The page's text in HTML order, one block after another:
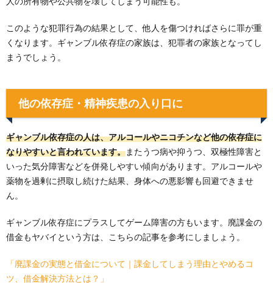
このような犯罪行為の結果として、他人を傷つければさらに罪が重
くなります。ギャンブル依存症の家族は、犯罪者の家族となってし
まうでしょう。
他の依存症・精神疾患の入り口に
ギャンブル依存症の人は、アルコールやニコチンなど他の依存症に
なりやすいと言われています。またうつ病や抑うつ、双極性障害と
いった気分障害などを併発しやすい傾向があります。アルコールや
薬物を過剰に摂取し続けた結果、身体への悪影響も回避できませ
ん。
ギャンブル依存症にプラスしてゲーム障害の方もいます。廃課金の
借金もヤバイという方は、こちらの記事を参考にしましょう。
「廃課金の実態と借金について｜課金してしまう理由とやめるコ
ツ、借金解決方法とは？」